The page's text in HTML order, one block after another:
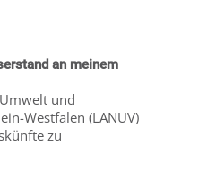
an meinem
und
Westfalen (LANUV)
zu